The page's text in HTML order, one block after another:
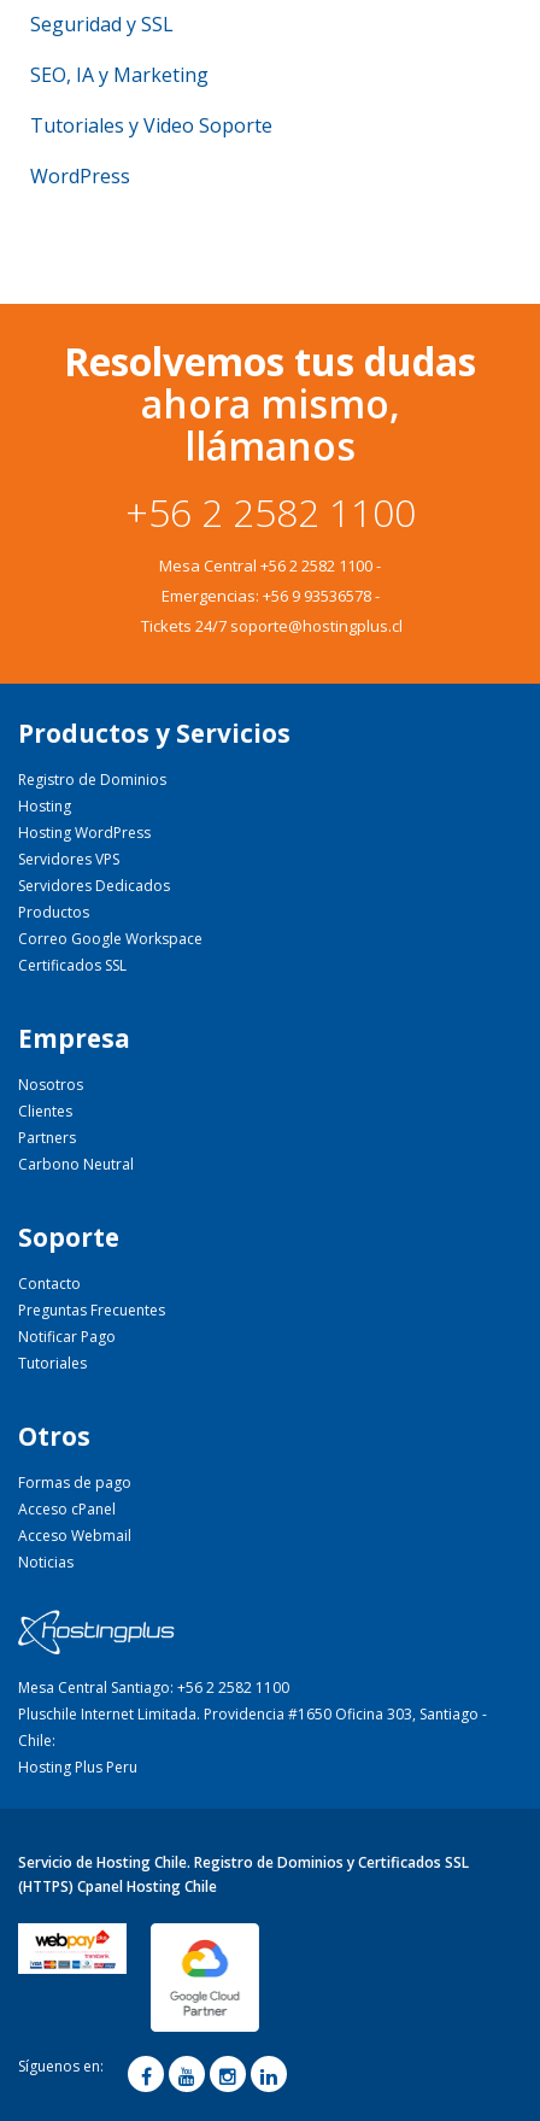
Seguridad y SSL
SEO, IA y Marketing
Tutoriales y Video Soporte
WordPress
Resolvemos tus dudas
ahora mismo,
llámanos
+56 2 2582 1100
Mesa Central +56 2 2582 1100-
Emergencias: +56 9 93536578-
Tickets 24/7 soporte@hostingplus.cl
Productos y Servicios
Registro de Dominios
Hosting
Hosting WordPress
Servidores VPS
Servidores Dedicados
Productos
Correo Google Workspace
Certificados SSL
Empresa
Nosotros
Clientes
Partners
Carbono Neutral
Soporte
Contacto
Preguntas Frecuentes
Notificar Pago
Tutoriales
Otros
Formas de pago
Acceso cPanel
Acceso Webmail
Noticias
Mesa Central Santiago: +56 2 2582 1100
Pluschile Internet Limitada. Providencia #1650 Oficina 303, Santiago -
Chile:
Hosting Plus Peru
Servicio de Hosting Chile. Registro de Dominios y Certificados SSL
(HTTPS) Cpanel Hosting Chile
Síguenos en: